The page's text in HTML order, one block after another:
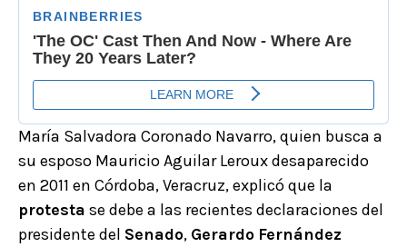
María Salvadora Coronado Navarro, quien busca a
su esposo Mauricio Aguilar Leroux desaparecido
en 2011 en Córdoba, Veracruz, explicó que la
protesta se debe a las recientes declaraciones del
presidente del Senado, Gerardo Fernández